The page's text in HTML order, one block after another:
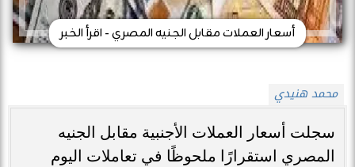
أسعار العملات مقابل الجنيه المصري - اقرأ الخبر
محمد هنيدي
سجلت أسعار العملات الأجنبية مقابل الجنيه
المصري استقرارًا ملحوظًا في تعاملات اليوم